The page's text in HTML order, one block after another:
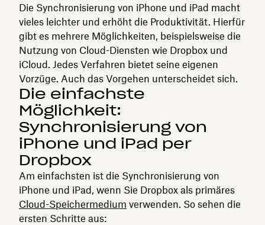
Die Synchronisierung von iPhone und iPad macht
vieles leichter und erhöht die Produktivität. Hierfür
gibt es mehrere Möglichkeiten, beispielsweise die
Nutzung von Cloud-Diensten wie Dropbox und
iCloud. Jedes Verfahren bietet seine eigenen
Vorzüge. Auch das Vorgehen unterscheidet sich.
Die einfachste
Möglichkeit:
Synchronisierung von
iPhone und iPad per
Dropbox
Am einfachsten ist die Synchronisierung von
iPhone und iPad, wenn Sie Dropbox als primäres
Cloud-Speichermedium verwenden. So sehen die
ersten Schritte aus: